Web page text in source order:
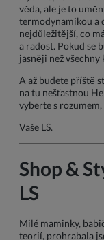
věda, ale je to
termodynamikou a
nejdůležitější, co
a radost. Pokud se
jasněji než
A až budete příště
na tu nešťastnou
vyberte s
Vaše LS.
Shop &
LS
Milé maminky,
teorií, prohrabala